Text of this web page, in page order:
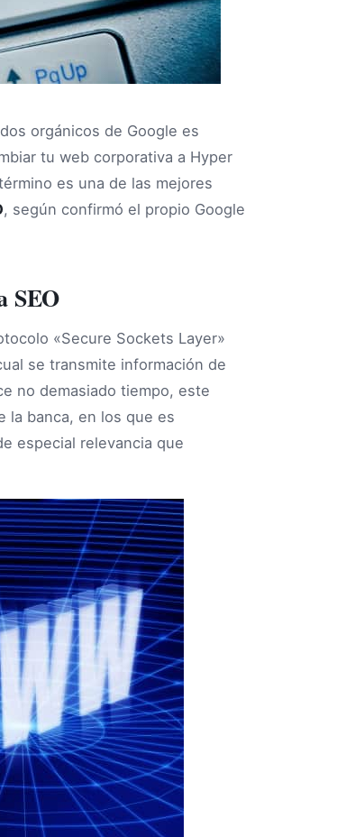
orgánicos de Google es
tu web corporativa a Hyper
es una de las mejores
, según confirmó el propio Google
SEO
«Secure Sockets Layer»
se transmite información de
no demasiado tiempo, este
la banca, en los que es
especial relevancia que